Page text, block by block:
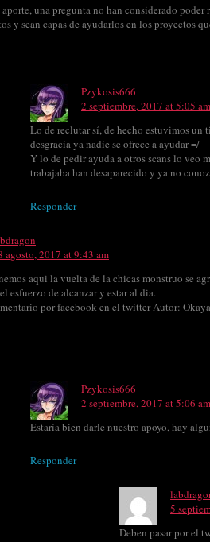
una pregunta no han considerado
y sean capas de ayudarlos en los proyectos
Pzykosis666
2 septiembre, 2017 at 5:05 am
Lo de reclutar sí, de hecho estuvimos
desgracia ya nadie se ofrece a ayudar =/
Y lo de pedir ayuda a otros scans lo veo
trabajaba han desaparecido y ya no
Responder
agosto, 2017 at 9:43 am
aqui la vuelta de la chicas monstruo se
esfuerzo de alcanzar y estar al dia.
por facebook en el twitter Autor:
Pzykosis666
2 septiembre, 2017 at 5:06 am
Estaría bien darle nuestro apoyo, hay
Responder
5
Deben pasar por el